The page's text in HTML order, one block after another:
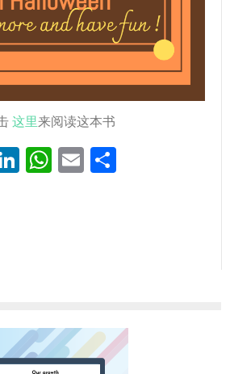
这里来阅读这本书
LinkedIn
WhatsApp
Email